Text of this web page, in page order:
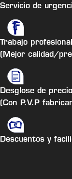
Servicio de
Trabajo
(Mejor calidad/
Desglose de
(Con P.V.P
Descuentos y